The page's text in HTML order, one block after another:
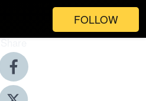
FOLLOW
Share